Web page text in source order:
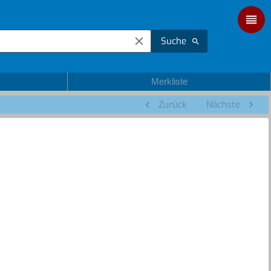
Suche
Merkliste
Zurück Nächste